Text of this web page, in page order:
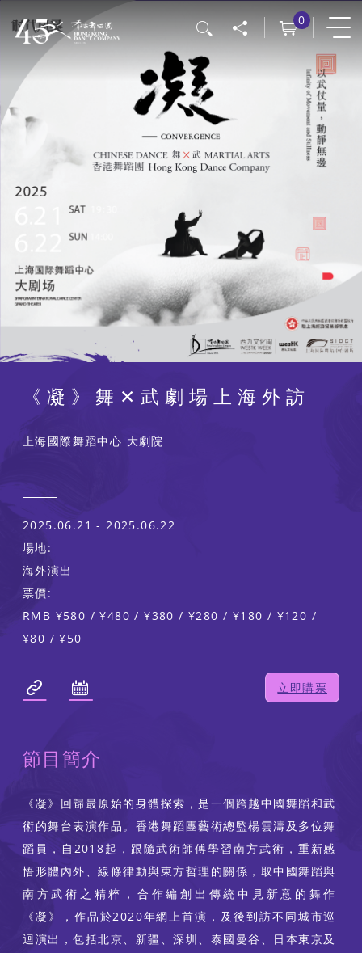
至
容
0
《凝》舞✕武劇場上海外訪
上海國際舞蹈中心 大劇院
立即購票
2025.06.21 - 2025.06.22
場地:
海外演出
票價:
RMB ¥580 / ¥480 / ¥380 / ¥280 / ¥180 / ¥120 /
¥80 / ¥50
節目簡介
《凝》回歸最原始的身體探索，是一個跨越中國舞蹈和武
術的舞台表演作品。香港舞蹈團藝術總監楊雲濤及多位舞
蹈員，自2018起，跟隨武術師傅學習南方武術，重新感
悟形體內外、線條律動與東方哲理的關係，取中國舞蹈與
南方武術之精粹，合作編創出傳統中見新意的舞作
《凝》，作品於2020年網上首演，及後到訪不同城市巡
迴演出，包括北京、新疆、深圳、泰國曼谷、日本東京及